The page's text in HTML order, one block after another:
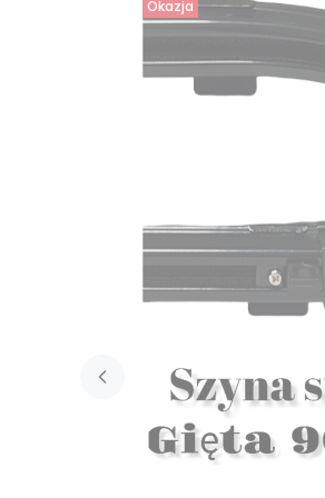
Okazja